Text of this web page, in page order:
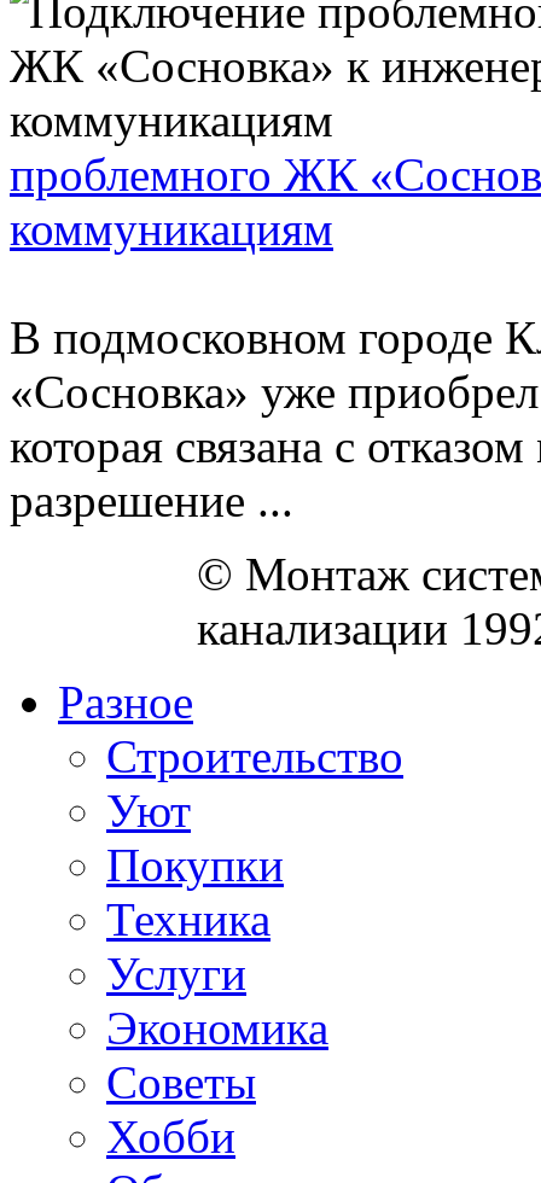
проблемного ЖК
коммуникациям
В подмосковном городе
«Сосновка» уже
которая связана с
разрешение ...
© Монтаж
канализации
Разное
Строительство
Уют
Покупки
Техника
Услуги
Экономика
Советы
Хобби